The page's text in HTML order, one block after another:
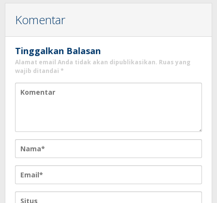
Komentar
Tinggalkan Balasan
Alamat email Anda tidak akan dipublikasikan. Ruas yang
wajib ditandai *